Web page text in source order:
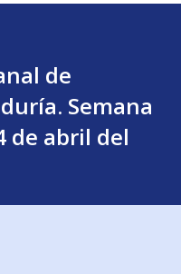
de
Semana
de abril del